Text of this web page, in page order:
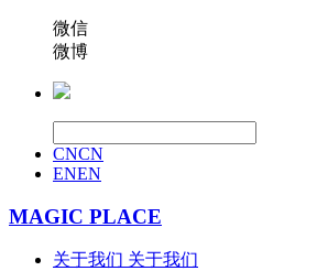
微信
微博
CNCN
ENEN
MAGIC PLACE
关于我们 关于我们